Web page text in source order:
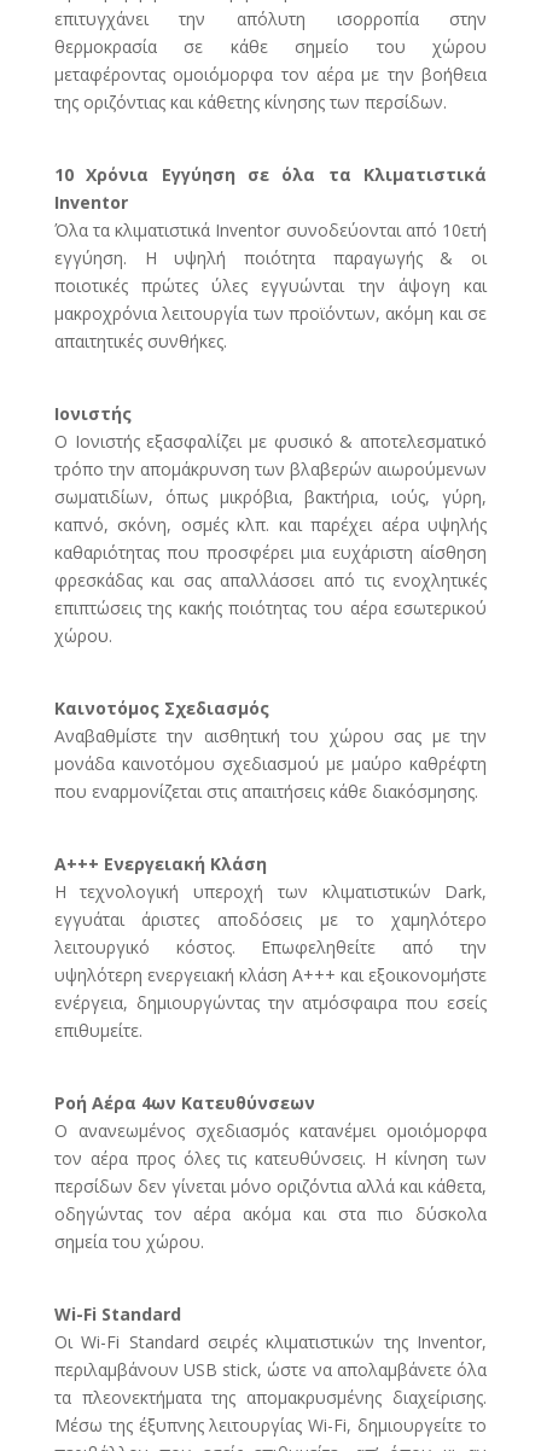
επιτυγχάνει την απόλυτη ισορροπία στην
θερμοκρασία σε κάθε σημείο του χώρου
μεταφέροντας ομοιόμορφα τον αέρα με την βοήθεια
της οριζόντιας και κάθετης κίνησης των περσίδων.
10 Χρόνια Εγγύηση σε όλα τα Κλιματιστικά
Inventor
Όλα τα κλιματιστικά Inventor συνοδεύονται από 10ετή
εγγύηση. Η υψηλή ποιότητα παραγωγής & οι
ποιοτικές πρώτες ύλες εγγυώνται την άψογη και
μακροχρόνια λειτουργία των προϊόντων, ακόμη και σε
απαιτητικές συνθήκες.
Ιονιστής
Ο Ιονιστής εξασφαλίζει με φυσικό & αποτελεσματικό
τρόπο την απομάκρυνση των βλαβερών αιωρούμενων
σωματιδίων, όπως μικρόβια, βακτήρια, ιούς, γύρη,
καπνό, σκόνη, οσμές κλπ. και παρέχει αέρα υψηλής
καθαριότητας που προσφέρει μια ευχάριστη αίσθηση
φρεσκάδας και σας απαλλάσσει από τις ενοχλητικές
επιπτώσεις της κακής ποιότητας του αέρα εσωτερικού
χώρου.
Καινοτόμος Σχεδιασμός
Αναβαθμίστε την αισθητική του χώρου σας με την
μονάδα καινοτόμου σχεδιασμού με μαύρο καθρέφτη
που εναρμονίζεται στις απαιτήσεις κάθε διακόσμησης.
A+++ Ενεργειακή Kλάση
Η τεχνολογική υπεροχή των κλιματιστικών Dark,
εγγυάται άριστες αποδόσεις με το χαμηλότερο
λειτουργικό κόστος. Επωφεληθείτε από την
υψηλότερη ενεργειακή κλάση Α+++ και εξοικονομήστε
ενέργεια, δημιουργώντας την ατμόσφαιρα που εσείς
επιθυμείτε.
Ροή Αέρα 4ων Κατευθύνσεων
Ο ανανεωμένος σχεδιασμός κατανέμει ομοιόμορφα
τον αέρα προς όλες τις κατευθύνσεις. Η κίνηση των
περσίδων δεν γίνεται μόνο οριζόντια αλλά και κάθετα,
οδηγώντας τον αέρα ακόμα και στα πιο δύσκολα
σημεία του χώρου.
Wi-Fi Standard
Οι Wi-Fi Standard σειρές κλιματιστικών της Inventor,
περιλαμβάνουν USB stick, ώστε να απολαμβάνετε όλα
τα πλεονεκτήματα της απομακρυσμένης διαχείρισης.
Mέσω της έξυπνης λειτουργίας Wi-Fi, δημιουργείτε το